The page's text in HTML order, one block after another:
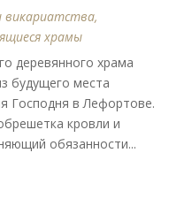
викариатства,
храмы
деревянного храма
будущего места
Господня в Лефортове.
кровли и
обязанности...